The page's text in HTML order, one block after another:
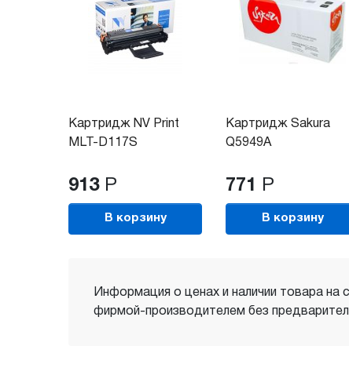
Картридж NV Print
MLT-D117S
913 Р
В корзину
Картридж Sakura
Q5949A
771 Р
В корзину
Информация о ценах и наличии товара на
фирмой-производителем без